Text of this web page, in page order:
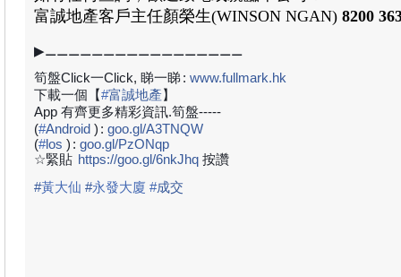
富誠地產客戶主任顏榮生(WINSON NGAN) 8200
▶⚊⚊⚊⚊⚊⚊⚊⚊⚊⚊⚊⚊⚊⚊⚊⚊⚊
筍盤Click一Click, 睇一睇: www.fullmark.hk
下載一個【#富誠地產】
App 有齊更多精彩資訊.筍盤-----
(#Android ) : goo.gl/A3TNQW
(#los ) : goo.gl/PzONqp
☆緊貼 https://goo.gl/6nkJhq 按讚
#黃大仙 #永發大廈 #成交